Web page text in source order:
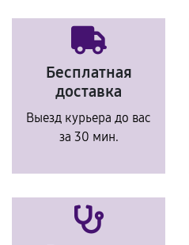
Бесплатная
доставка
Выезд курьера до вас
за 30 мин.